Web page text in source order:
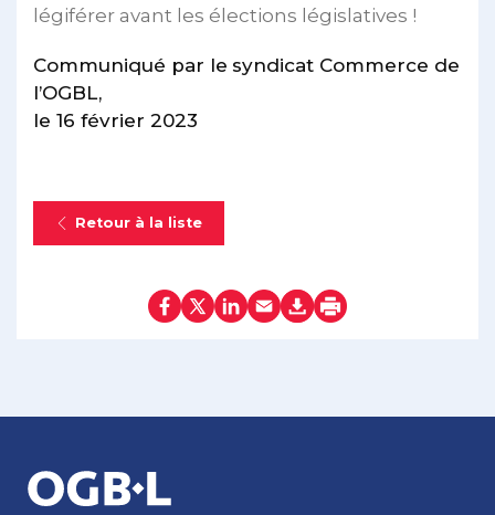
légiférer avant les élections législatives !
Communiqué par le syndicat Commerce de
l’OGBL,
le 16 février 2023
Retour à la liste